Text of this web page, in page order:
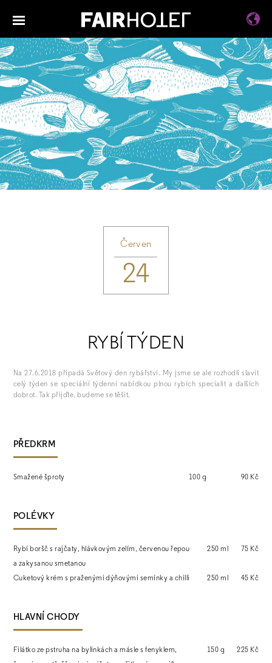
24
Červen
RYBÍ TÝDEN
Na 27.6.2018 připadá Světový den rybářství. My jsme se ale rozhodli slavit
celý týden se speciální týdenní nabídkou plnou rybích specialit a dalších
dobrot. Tak přijďte, budeme se těšit.
PŘEDKRM
Smažené šproty 100 g 90 Kč
POLÉVKY
Rybí boršč s rajčaty, hlávkovým zelím, červenou řepou
a zakysanou smetanou
250 ml 75 Kč
Cuketový krém s praženými dýňovými semínky a chilli 250 ml 45 Kč
HLAVNÍ CHODY
Filátko ze pstruha na bylinkách a másle s fenyklem,
150 g 225 Kč